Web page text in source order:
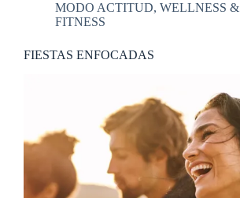
MODO ACTITUD, WELLNESS &
FITNESS
FIESTAS ENFOCADAS